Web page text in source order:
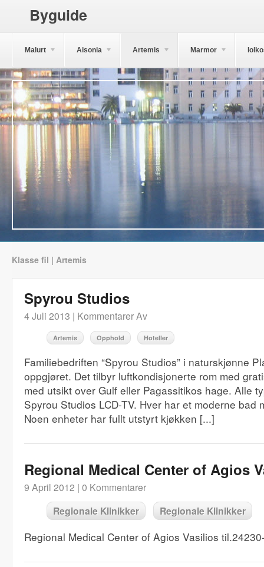
Byguide
Malurt Aisonia Artemis Marmor
Klasse fil | Artemis
Spyrou Studios
4 Juli 2013 | Kommentarer Av
Artemis Opphold Hoteller
Familiebedriften “Spyrou Studios” i naturskjønne
oppgjøret. Det tilbyr luftkondisjonerte rom med
med utsikt over Gulf eller Pagassitikos hage. Alle
Spyrou Studios LCD-TV. Hver har et moderne bad
Noen enheter har fullt utstyrt kjøkken [...]
Regional Medical Center of Agios
9 April 2012 | 0 Kommentarer
Regionale Klinikker Regionale Klinikker
Regional Medical Center of Agios Vasilios